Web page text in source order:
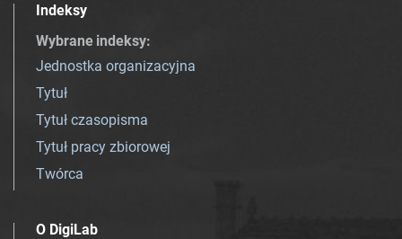
Indeksy
Wybrane indeksy:
Jednostka organizacyjna
Tytuł
Tytuł czasopisma
Tytuł pracy zbiorowej
Twórca
O DigiLab